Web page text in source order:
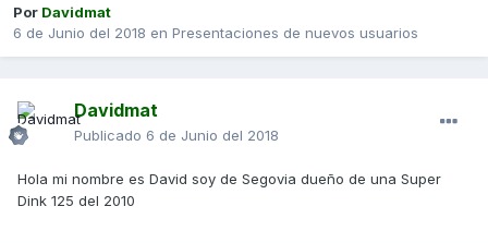
Por Davidmat
6 de Junio del 2018 en Presentaciones de nuevos usuarios
Davidmat
Publicado 6 de Junio del 2018
Hola mi nombre es David soy de Segovia dueño de una Super
Dink 125 del 2010